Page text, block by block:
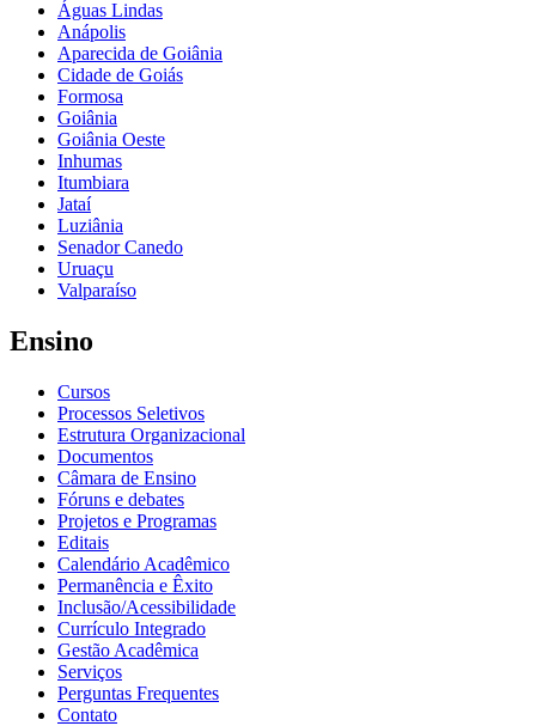
Águas Lindas
Anápolis
Aparecida de Goiânia
Cidade de Goiás
Formosa
Goiânia
Goiânia Oeste
Inhumas
Itumbiara
Jataí
Luziânia
Senador Canedo
Uruaçu
Valparaíso
Ensino
Cursos
Processos Seletivos
Estrutura Organizacional
Documentos
Câmara de Ensino
Fóruns e debates
Projetos e Programas
Editais
Calendário Acadêmico
Permanência e Êxito
Inclusão/Acessibilidade
Currículo Integrado
Gestão Acadêmica
Serviços
Perguntas Frequentes
Contato